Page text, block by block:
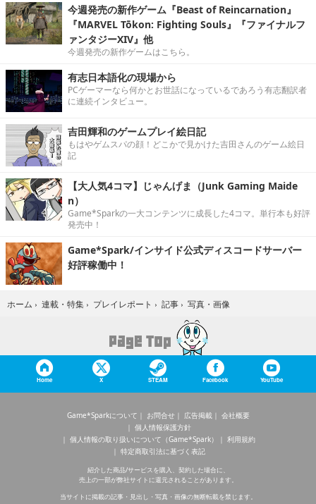
今週発売の新作ゲーム『Beast of Reincarnation』
『MARVEL Tōkon: Fighting Souls』『ファイナルフ
ァンタジーXIV』他
今週発売の新作ゲームはこちら。
有志日本語化の現場から
PCゲーマーなら何かとお世話になっているであろう有志翻訳者
に連続インタビュー。
吉田輝和のゲームプレイ絵日記
もはやゲムスパの顔！どこかで見かけた吉田さんのゲーム絵日
記
【大人気4コマ】じゃんげま（Junk Gaming Maide
n）
Game*Sparkの一大コンテンツに成長した4コマ。単行本も好評
発売中！
Game*Spark/インサイド公式ディスコードサーバー
好評稼働中！
ホーム › 連載・特集 › プレイレポート › 記事 › 写真・画像
Home X STEAM Facebook YouTube
Game*Sparkについて お問合せ 広告掲載
会社概要
個人情報保護方針
個人情報の取り扱いについて（Game*Spark）
利用規約
特定商取引法に基づく表記
紹介した商品/サービスを購入、契約した場合に、
売上の一部が弊社サイトに還元されることがあります。
当サイトに掲載の記事・見出し・写真・画像の無断転載を禁じます。